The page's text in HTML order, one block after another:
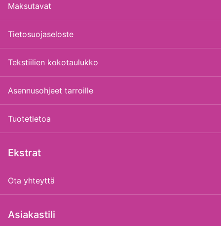
Maksutavat
Tietosuojaseloste
Tekstiilien kokotaulukko
Asennusohjeet tarroille
Tuotetietoa
Ekstrat
Ota yhteyttä
Asiakastili